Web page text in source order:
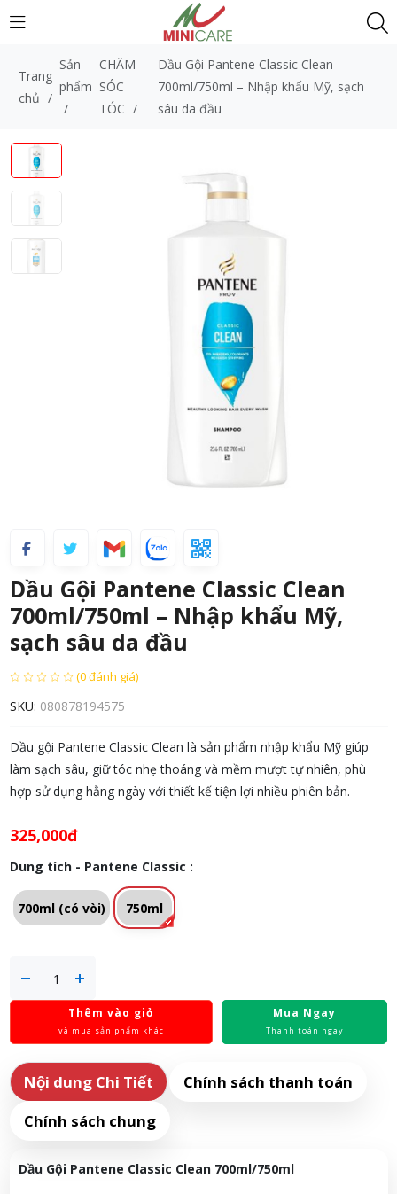
Trang
chủ /
Sản
phẩm
/
CHĂM
SÓC
TÓC /
Dầu Gội Pantene Classic Clean
700ml/750ml – Nhập khẩu Mỹ, sạch
sâu da đầu
Dầu Gội Pantene Classic Clean
700ml/750ml – Nhập khẩu Mỹ,
sạch sâu da đầu
(0 đánh giá)
SKU: 080878194575
Dầu gội Pantene Classic Clean là sản phẩm nhập khẩu Mỹ giúp
làm sạch sâu, giữ tóc nhẹ thoáng và mềm mượt tự nhiên, phù
hợp sử dụng hằng ngày với thiết kế tiện lợi nhiều phiên bản.
325,000đ
Dung tích - Pantene Classic :
700ml (có vòi) 750ml
Thêm vào giỏ
và mua sản phẩm khác
Mua Ngay
Thanh toán ngay
Nội dung Chi Tiết
Chính sách thanh toán
Chính sách chung
Dầu Gội Pantene Classic Clean 700ml/750ml